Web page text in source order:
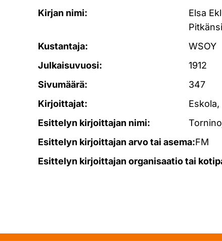
Kirjan nimi:
Elsa
Kustantaja:
WSOY
Julkaisuvuosi:
1912
Sivumäärä:
347
Kirjoittajat:
Esittelyn kirjoittajan nimi:
Esittelyn kirjoittajan arvo tai asema:FM
Esittelyn kirjoittajan organisaatio tai